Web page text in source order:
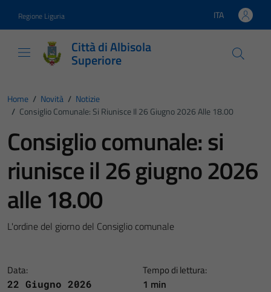
Regione Liguria Lingua attiva:
ITA
Città di Albisola
Superiore
Home / Novità / Notizie
/ Consiglio Comunale: Si Riunisce Il 26 Giugno 2026 Alle 18.00
Consiglio comunale: si
riunisce il 26 giugno 2026
alle 18.00
L'ordine del giorno del Consiglio comunale
Data:
22 Giugno 2026
Tempo di lettura:
1 min